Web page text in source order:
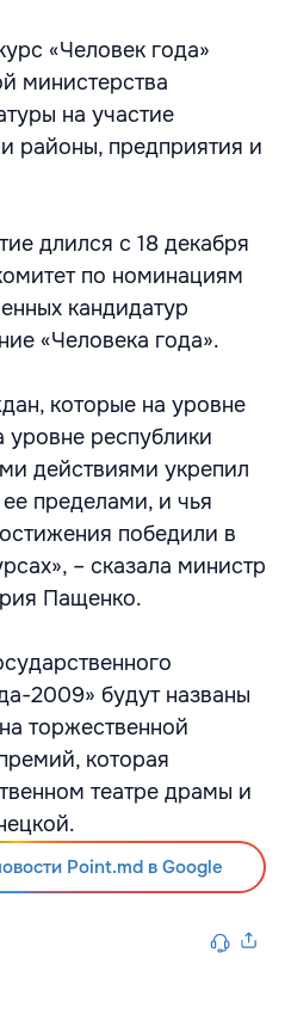
«Человек года»
министерства
на участие
районы, предприятия и
длился с 18 декабря
по номинациям
кандидатур
«Человека года».
которые на уровне
уровне республики
действиями укрепил
пределами, и чья
победили в
– сказала министр
Пащенко.
2009» будут названы
торжественной
которая
театре драмы и
Point.md в Google